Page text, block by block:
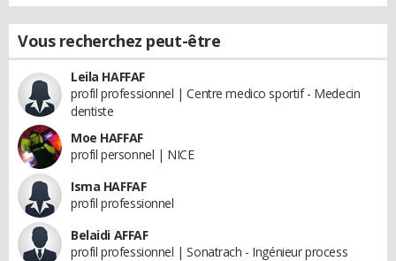
Vous recherchez peut-être
Leila HAFFAF
profil professionnel | Centre medico sportif - Medecin
dentiste
Moe HAFFAF
profil personnel | NICE
Isma HAFFAF
profil professionnel
Belaidi AFFAF
profil professionnel | Sonatrach - Ingénieur process